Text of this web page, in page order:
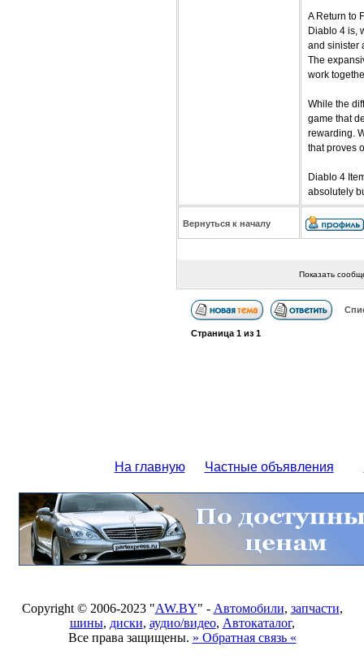
A Return to
Diablo 4 is,
and sinister
The
work
While the
game that
rewarding.
that proves
Diablo 4
absolutely
Вернуться к началу
Показать
Страница 1из 1
На главную Частные объявления
Copyright © 2006-2023 "AW.BY" - Автомобили, запчасти,
шины, диски, аудио/видео, Автокаталог,
Все права защищены. » Обратная связь «